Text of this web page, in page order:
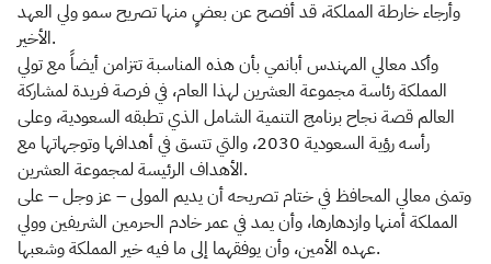
وأرجاء خارطة المملكة، قد أفصح عن بعضٍ منها تصريح سمو ولي العهد
الأخير.
وأكد معالي المهندس أبانمي بأن هذه المناسبة تتزامن أيضاً مع تولي
المملكة رئاسة مجموعة العشرين لهذا العام، في فرصة فريدة لمشاركة
العالم قصة نجاح برنامج التنمية الشامل الذي تطبقه السعودية، وعلى
رأسه رؤية السعودية 2030، والتي تتسق في أهدافها وتوجهاتها مع
الأهداف الرئيسة لمجموعة العشرين.
وتمنى معالي المحافظ في ختام تصريحه أن يديم المولى – عز وجل – على
المملكة أمنها وازدهارها، وأن يمد في عمر خادم الحرمين الشريفين وولي
عهده الأمين، وأن يوفقهما إلى ما فيه خير المملكة وشعبها.